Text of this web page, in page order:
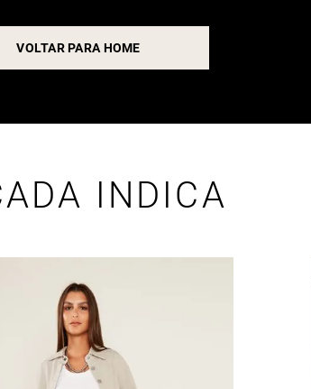
VOLTAR PARA HOME
INDICA